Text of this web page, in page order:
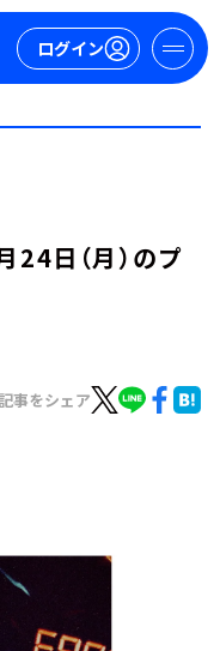
ログイン
日（月）のプ
事をシェア